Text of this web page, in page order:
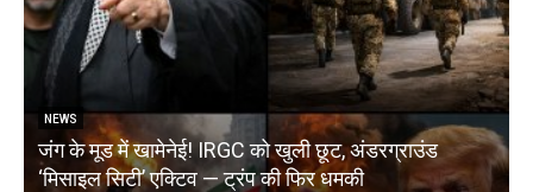
NEWS
जंग के मूड में खामेनेई! IRGC को खुली छूट, अंडरग्राउंड
‘मिसाइल सिटी’ एक्टिव — ट्रंप की फिर धमकी